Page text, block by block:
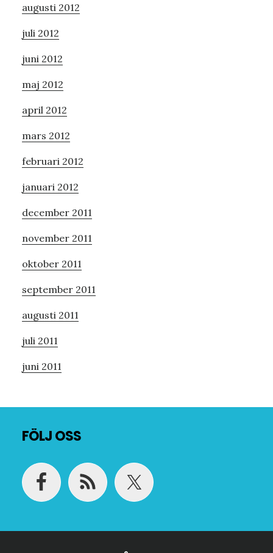
augusti 2012
juli 2012
juni 2012
maj 2012
april 2012
mars 2012
februari 2012
januari 2012
december 2011
november 2011
oktober 2011
september 2011
augusti 2011
juli 2011
juni 2011
FÖLJ OSS